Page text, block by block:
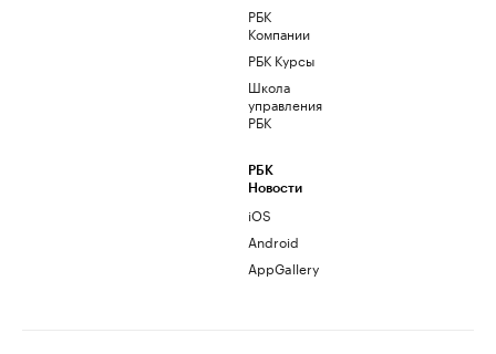
РБК
Компании
РБК Курсы
Школа
управления
РБК
РБК
Новости
iOS
Android
AppGallery